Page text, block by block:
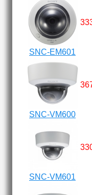
SNC-EM601
SNC-VM600
SNC-VM601